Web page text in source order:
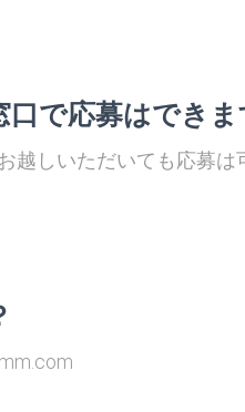
で応募はできま
しいただいても応募は